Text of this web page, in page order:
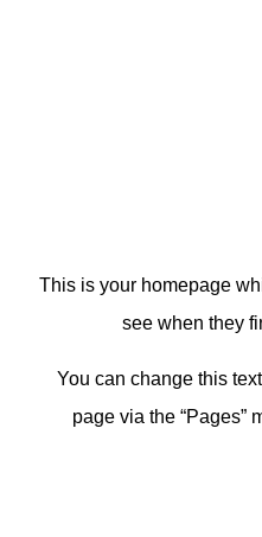
This is your homepage
see when they
You can change this
page via the “Pages”